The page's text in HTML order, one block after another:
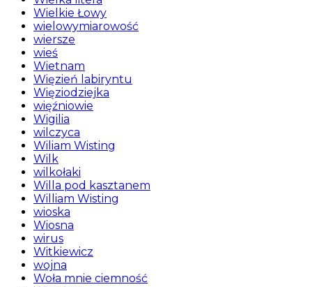
Wielkie Łowy
wielowymiarowość
wiersze
wieś
Wietnam
Więzień labiryntu
Więziodziejka
więźniowie
Wigilia
wilczyca
Wiliam Wisting
Wilk
wilkołaki
Willa pod kasztanem
William Wisting
wioska
Wiosna
wirus
Witkiewicz
wojna
Woła mnie ciemność